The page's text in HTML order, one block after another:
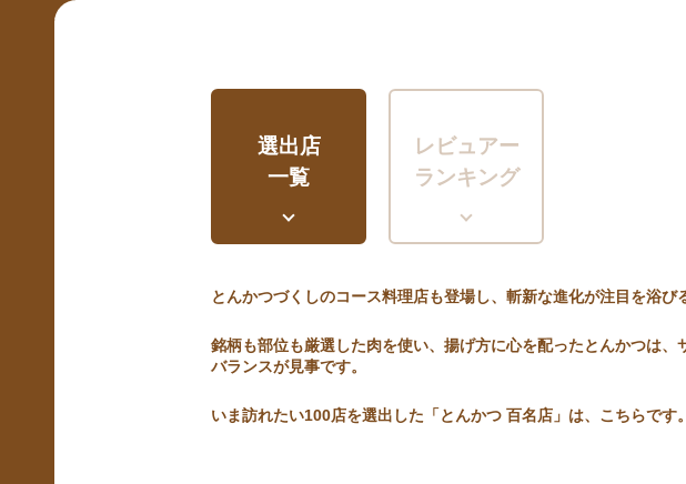
選出店
一覧
レビュアー
ランキング
とんかつづくしのコース料理店も登場し、斬新な進化が注目を浴び
銘柄も部位も厳選した肉を使い、揚げ方に心を配ったとんかつは
バランスが見事です。
いま訪れたい100店を選出した「とんかつ 百名店」は、こちらです。